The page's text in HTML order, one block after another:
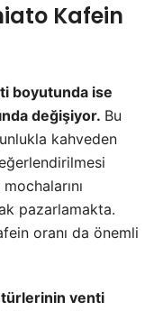
Kafein
boyutunda ise
değişiyor. Bu
kahveden
pazarlamakta.
oranı da önemli
türlerinin venti